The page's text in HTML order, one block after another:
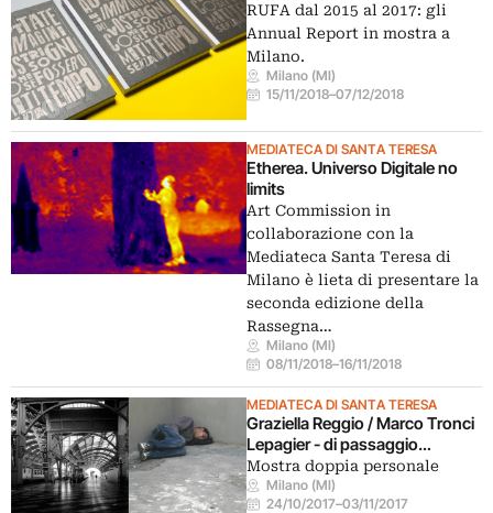
RUFA dal 2015 al 2017: gli
Annual Report in mostra a
Milano.
Milano (MI)
15/11/2018–07/12/2018
MEDIATECA DI SANTA TERESA
Etherea. Universo Digitale no
limits
Art Commission in
collaborazione con la
Mediateca Santa Teresa di
Milano è lieta di presentare la
seconda edizione della
Rassegna…
Milano (MI)
08/11/2018–16/11/2018
MEDIATECA DI SANTA TERESA
Graziella Reggio / Marco Tronci
Lepagier - di passaggio…
Mostra doppia personale
Milano (MI)
24/10/2017–03/11/2017